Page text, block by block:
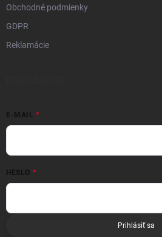
Obchodné podmienky
GDPR
Reklamácie
E-MAIL
HESLO
Prihlásiť sa